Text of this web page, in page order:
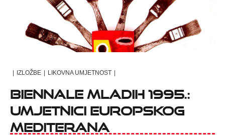
| IZLOŽBE | LIKOVNA UMJETNOST |
Biennale mladih 1995.:
umjetnici europskog
Mediterana